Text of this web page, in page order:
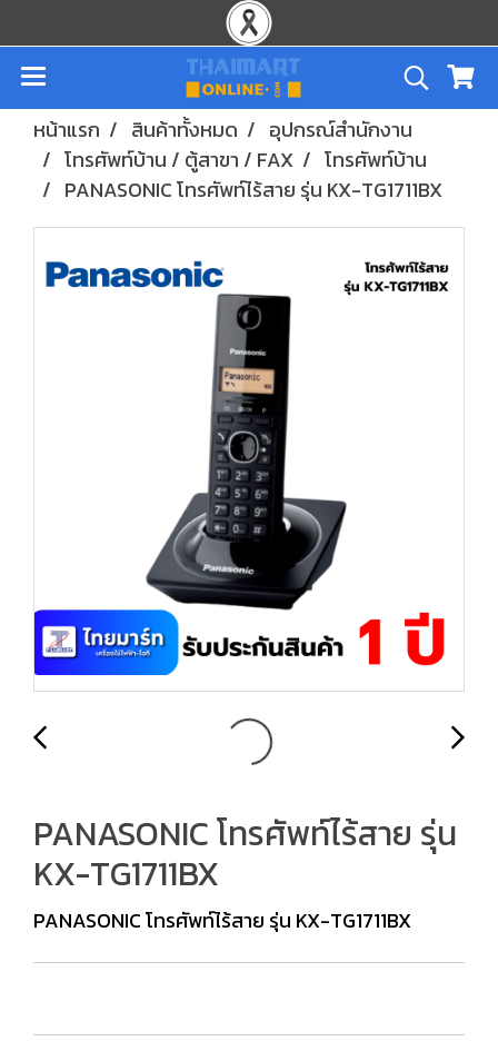
หน้าแรก สินค้าทั้งหมด
อุปกรณ์สำนักงาน
โทรศัพท์บ้าน / ตู้สาขา / FAX
โทรศัพท์บ้าน
PANASONIC โทรศัพท์ไร้สาย รุ่น KX-TG1711BX
PANASONIC โทรศัพท์ไร้สาย รุ่น
KX-TG1711BX
PANASONIC โทรศัพท์ไร้สาย รุ่น KX-TG1711BX